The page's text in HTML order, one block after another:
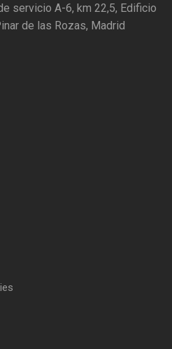
servicio A-6, km 22,5, Edificio
de las Rozas, Madrid